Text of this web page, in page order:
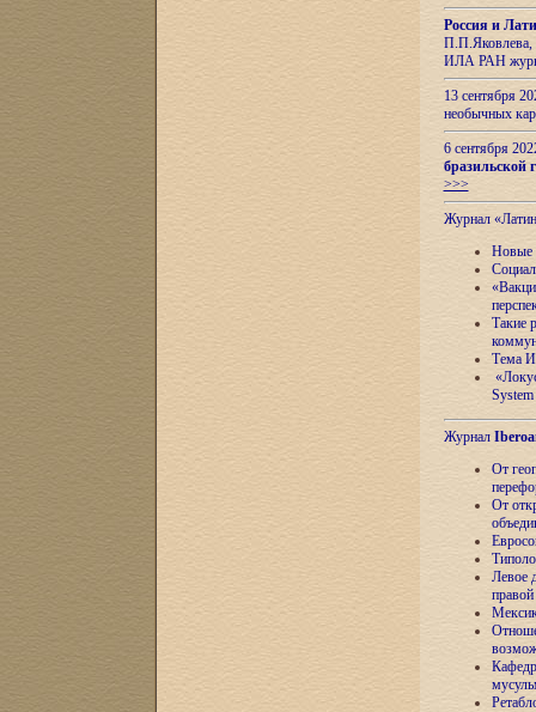
Россия и
П.П.Яковлева,
ИЛА РАН
13 сентября
необычных
6 сентября
бразильской
>>>
Журнал
Новые
Такие
Тема
Журнал
От
От
Левое